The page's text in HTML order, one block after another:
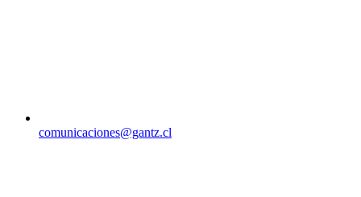
comunicaciones@gantz.cl